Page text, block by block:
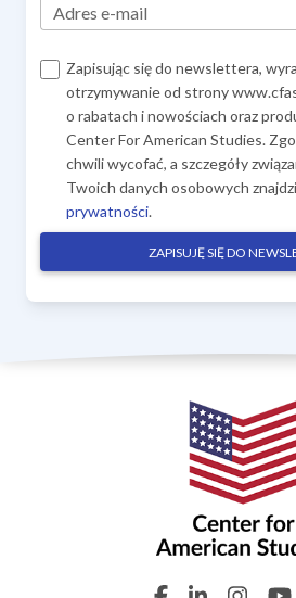
Adres e-mail
Zapisując się do newslettera,
otrzymywanie od strony
o rabatach i nowościach oraz
Center For American Studies.
chwili wycofać, a szczegóły
Twoich danych osobowych
prywatności.
ZAPISUJĘ SIĘ DO